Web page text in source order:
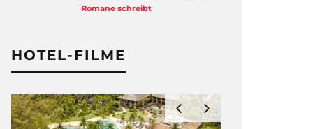
Romane schreibt
HOTEL-FILME